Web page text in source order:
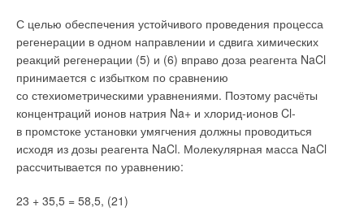
С целью обеспечения устойчивого проведения процесса
регенерации в одном направлении и сдвига химических
реакций регенерации (5) и (6) вправо доза реагента NaCl
принимается с избытком по сравнению
со стехиометрическими уравнениями. Поэтому расчёты
концентраций ионов натрия Na+ и хлорид-ионов Cl-
в промстоке установки умягчения должны проводиться
исходя из дозы реагента NaCl. Молекулярная масса NaCl
рассчитывается по уравнению:
23 + 35,5 = 58,5, (21)
выводящего патрубка скапливаются отложения грязи,
в результате эффективный диаметр выпускного патрубка
уменьшается и сифон приходится чистить. Завышение
диаметра выпускного патрубка относительно диаметра
выпуска из мойки/умывальника позволяет увеличить
продолжительность межсервисных интервалов.
2. Конструкция должна предусматривать возможность
прочистки. Так как скопление грязевых отложений
арматуры является неизбежным, действующие стандарты
Составы бронзовых сплавов CC499K и CC470K приведены
в табл. 2.
Факторы, вызывающие коррозию в системах
водоснабжения, кондиционирования и отопления